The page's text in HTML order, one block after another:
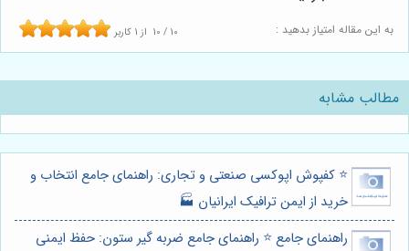
به این مقاله امتیاز بدهید : 10 / 10 از 1 کاربر
مطالب مشابه
⭐️ کفپوش اپوکسی صنعتی و تجاری: راهنمای جامع انتخاب و
خرید از ایمن ترافیک ایرانیان 🏭
راهنمای جامع ⭐️ راهنمای جامع ضربه گیر ستون: حفظ ایمنی